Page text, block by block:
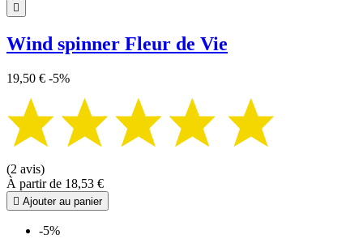

Wind spinner Fleur de Vie
19,50 € -5%
(2 avis)
À partir de 18,53 €
 Ajouter au panier
-5%